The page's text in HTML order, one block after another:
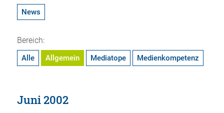
News
Bereich:
Alle Allgemein Mediatope Medienkompetenz
Juni 2002